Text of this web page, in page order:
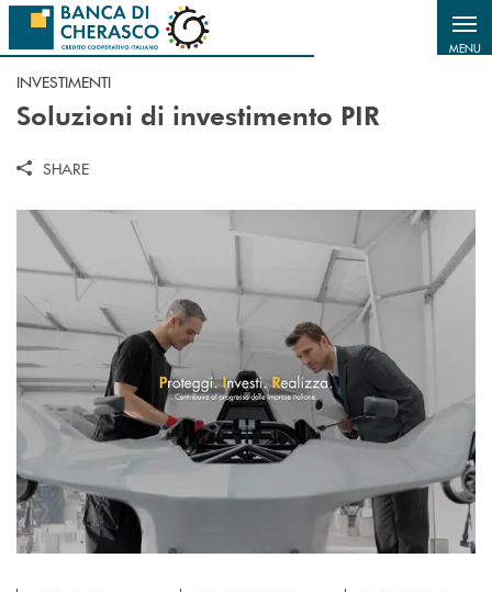
Salta al contenuto principale
MENU
INVESTIMENTI
Soluzioni di investimento PIR
SHARE